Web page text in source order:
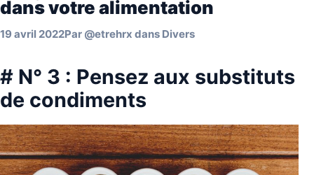
dans votre alimentation
19 avril 2022Par @etrehrx dans Divers
# N° 3 : Pensez aux substituts
de condiments